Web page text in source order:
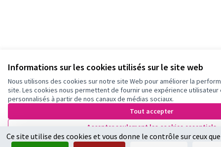
Informations sur les cookies utilisés sur le site web
Nous utilisons des cookies sur notre site Web pour améliorer la
site. Les cookies nous permettent de fournir une expérience utilisateur
personnalisés à partir de nos canaux de médias sociaux.
Tout accepter
Accepter seulement les cookies essentiels
Ce site utilise des cookies et vous donne le contrôle sur ceux